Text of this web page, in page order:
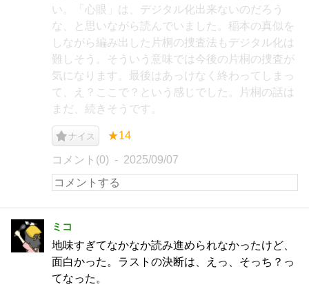
い。「心眼」は、デジタル化出来ないのだろう
な、と思いながら読んでいました。稲本の真似を
しながら編み出した片桐の捜査法もデジタル化は
難しそう。そういう意味では今後の片桐の捜査が
気になります。最後はあっけなく終わってしまっ
て、え？ここで？という感じでした。片桐の話は
まだ、続きそうです。
ナイス ★14
コメント(0) 2025/09/07
ミコ
地味すぎてなかなか読み進められなかったけど、
面白かった。ラストの決断は、えっ、そっち？っ
てなった。